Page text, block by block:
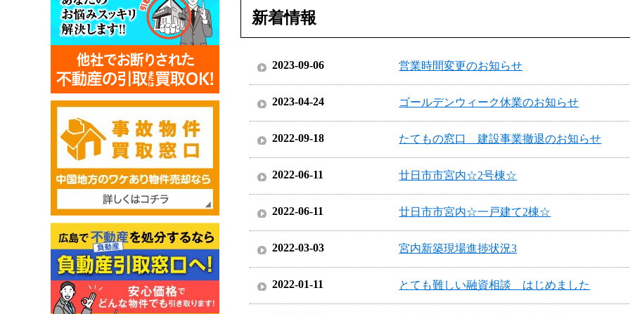
新着情報
2023-09-06 営業時間変更のお知らせ
2023-04-24 ゴールデンウィーク休業のお知らせ
2022-09-18 たてもの窓口 建設事業撤退のお知らせ
2022-06-11 廿日市市宮内☆2号棟☆
2022-06-11 廿日市市宮内☆一戸建て2棟☆
2022-03-03 宮内新築現場進捗状況3
2022-01-11 とても難しい融資相談 はじめました